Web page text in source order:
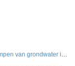
Waterschap stelt tijdelijk verbod in voor oppompen van grondwater in tien natuurgebieden